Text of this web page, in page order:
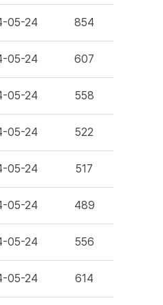
05-24 854
05-24 607
05-24 558
05-24 522
05-24 517
05-24 489
05-24 556
05-24 614